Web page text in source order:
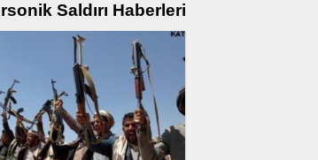
Saldırı Haberleri